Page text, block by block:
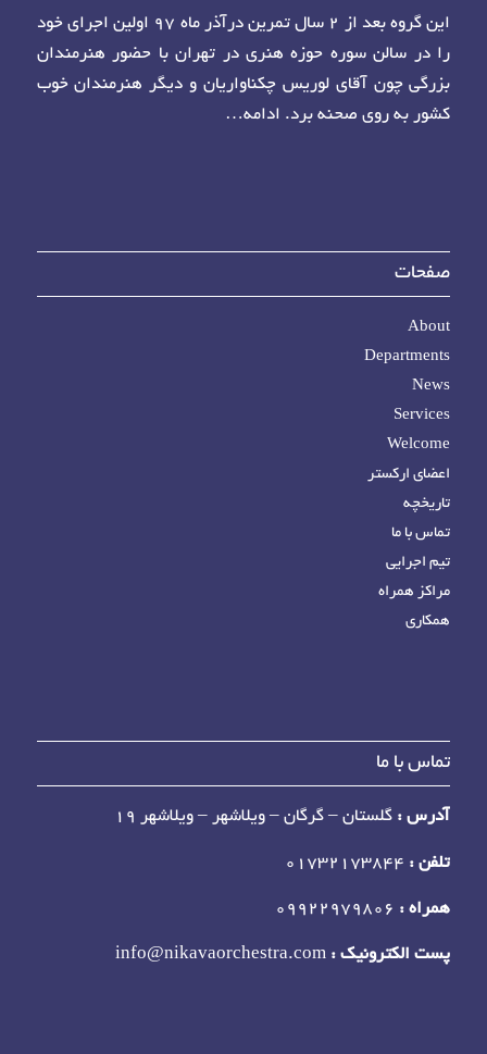
این گروه بعد از ۲ سال تمرین درآذر ماه ۹۷ اولین اجرای خود
را در سالن سوره حوزه هنری در تهران با حضور هنرمندان
بزرگی چون آقای لوریس چکناواریان و دیگر هنرمندان خوب
کشور به روی صحنه برد. ادامه…
صفحات
About
Departments
News
Services
Welcome
اعضای ارکستر
تاریخچه
تماس با ما
تیم اجرایی
مراکز همراه
همکاری
تماس با ما
آدرس : گلستان – گرگان – ویلاشهر – ویلاشهر 19
تلفن :
همراه :
پست الکترونیک :